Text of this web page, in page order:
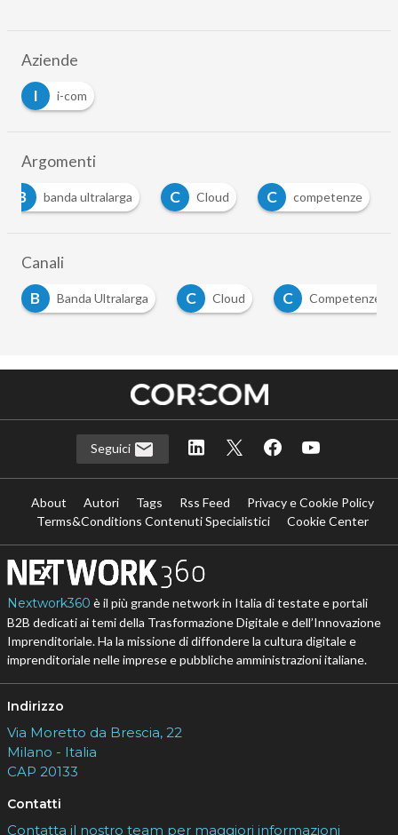
Aziende
I
i-com
Argomenti
B
banda ultralarga C Cloud C competenze
Canali
C
Cloud C Competenze D Digital Economy
Seguici
About Autori Tags Rss Feed
Privacy e Cookie Policy
Terms&Conditions Contenuti Specialistici
Cookie Center
Nextwork360 è il più grande network in Italia di testate e portali
B2B dedicati ai temi della Trasformazione Digitale e dell’Innovazione
Imprenditoriale. Ha la missione di diffondere la cultura digitale e
imprenditoriale nelle imprese e pubbliche amministrazioni italiane.
Indirizzo
Via Moretto da Brescia, 22
Milano - Italia
CAP 20133
Contatti
Contatta il nostro team per maggiori informazioni